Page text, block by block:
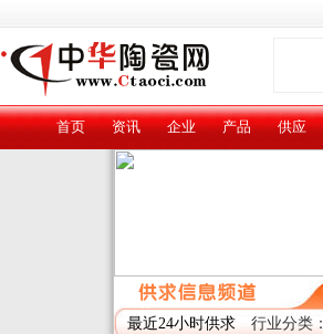
首页 资讯 企业 产品 供应
最近24小时供求行业分类：